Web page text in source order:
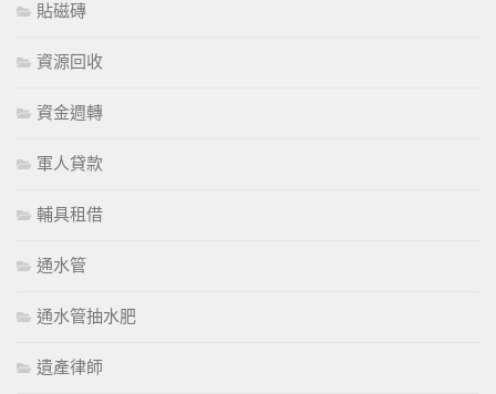
貼磁磚
資源回收
資金週轉
軍人貸款
輔具租借
通水管
通水管抽水肥
遺產律師